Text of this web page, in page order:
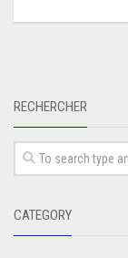
RECHERCHER
CATEGORY